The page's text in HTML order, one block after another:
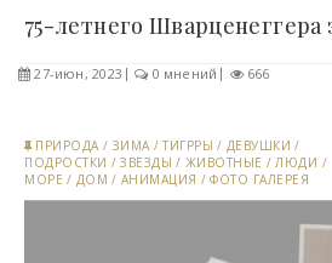
27-июн, 2023 0 мнений 666
ПРИРОДА / ЗИМА /ТИГРРЫ / ДЕВУШКИ /
ПОДРОСТКИ /ЗВЕЗДЫ / ЖИВОТНЫЕ /ЛЮДИ /
МОРЕ / ДОМ / АНИМАЦИЯ /ФОТО ГАЛЕРЕЯ